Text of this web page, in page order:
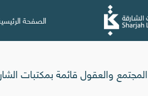
الصفحة
المجتمع والعقول قائمة بمكتبات